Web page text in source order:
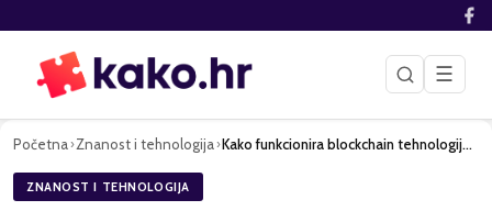
☰
Početna›Znanost i tehnologija› Kako funkcionira blockchain tehnologija i zašto je sigurna o…
ZNANOST I TEHNOLOGIJA